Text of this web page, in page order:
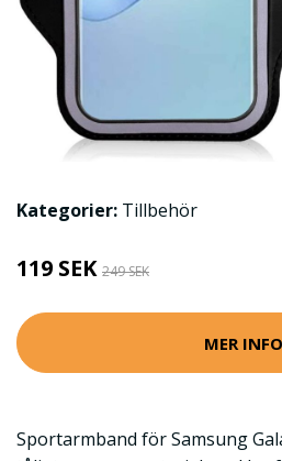
Kategorier: Tillbehör
119 SEK 249 SEK
MER
Sportarmband för Samsung